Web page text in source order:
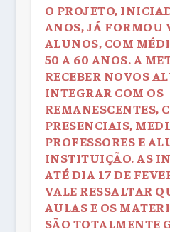
O PROJETO,
ANOS, JÁ FORMOU
ALUNOS, COM
50 A 60 ANOS. A
RECEBER NOVOS
INTEGRAR COM OS
REMANESCENTES,
PRESENCIAIS,
PROFESSORES E
INSTITUIÇÃO. AS
ATÉ DIA 17 DE
VALE RESSALTAR
AULAS E OS
SÃO TOTALMENTE